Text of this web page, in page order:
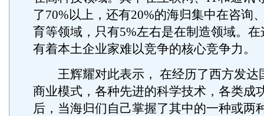
了70%以上，还有20%的海归集中在咨询
育等领域，只有5%左右是在制造领域。
有着本土企业家难以竞争的核心竞争力。
王辉耀对此表示， 在经历了西方发达
商业模式，各种先进的科学技术，各类成
后，当海归们自己掌握了其中的一种或两